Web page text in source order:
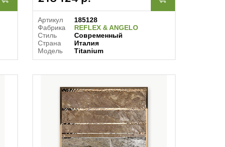
Артикул
185128
Фабрика
REFLEX & ANGELO
Стиль
Современный
Страна
Италия
Модель
Titanium